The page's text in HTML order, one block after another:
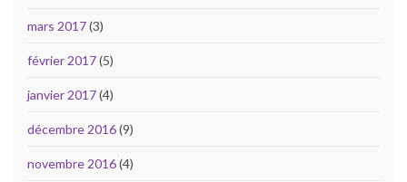
mars 2017(3)
février 2017(5)
janvier 2017(4)
décembre 2016(9)
novembre 2016(4)